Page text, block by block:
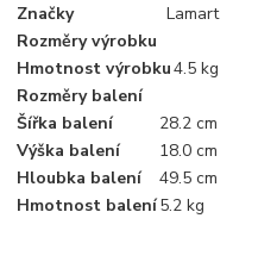
Značky
Lamart
Rozměry výrobku
Hmotnost výrobku4.5 kg
Rozměry balení
Šířka balení
28.2 cm
Výška balení
18.0 cm
Hloubka balení
49.5 cm
Hmotnost balení5.2 kg